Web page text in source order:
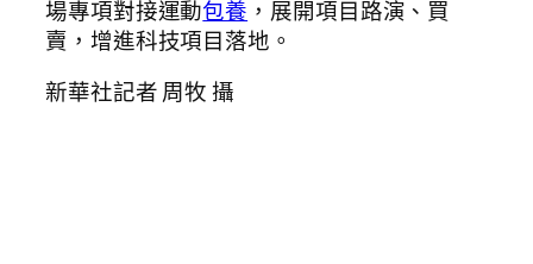
場專項對接運動包養 ，展開項目路演、買
賣，增進科技項目落地。
新華社記者 周牧 攝